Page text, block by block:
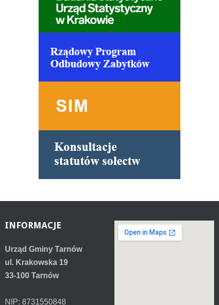
INFORMACJE
Urząd Gminy Tarnów
ul. Krakowska 19
33-100 Tarnów
NIP: 8731550848